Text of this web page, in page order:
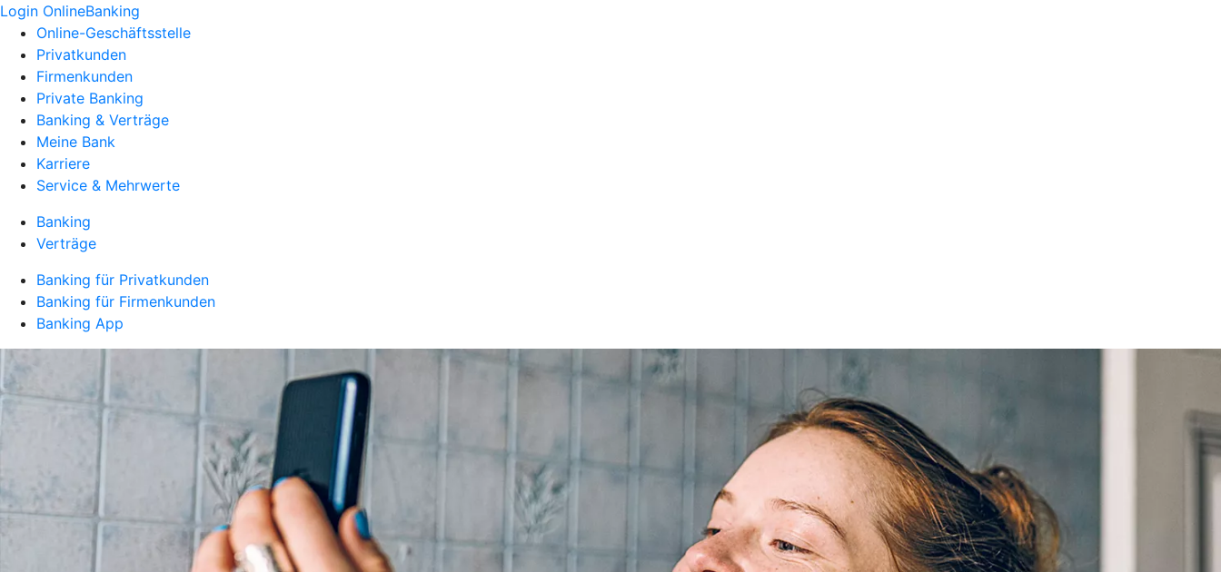
Login OnlineBanking
Online-Geschäftsstelle
Privatkunden
Firmenkunden
Private Banking
Banking & Verträge
Meine Bank
Karriere
Service & Mehrwerte
Banking
Verträge
Banking für Privatkunden
Banking für Firmenkunden
Banking App